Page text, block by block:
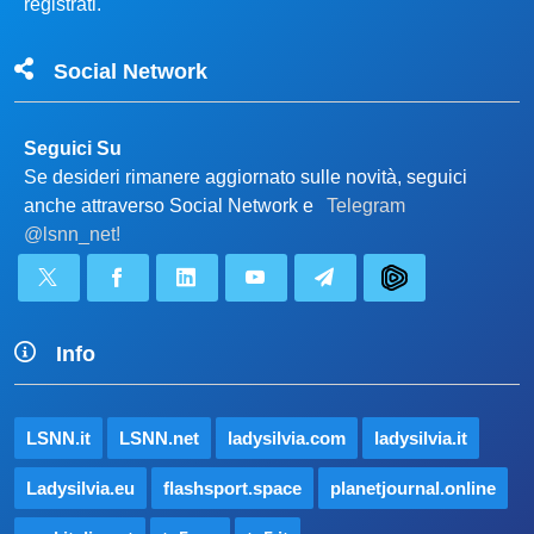
registrati.
Social Network
Seguici Su
Se desideri rimanere aggiornato sulle novità, seguici
anche attraverso Social Network e
Telegram
@lsnn_net!
Info
LSNN.it LSNN.net ladysilvia.com ladysilvia.it
Ladysilvia.eu flashsport.space planetjournal.online